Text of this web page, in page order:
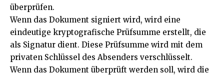
überprüfen.
Wenn das Dokument signiert wird, wird eine
eindeutige kryptografische Prüfsumme erstellt, die
als Signatur dient. Diese Prüfsumme wird mit dem
privaten Schlüssel des Absenders verschlüsselt.
Wenn das Dokument überprüft werden soll, wird die